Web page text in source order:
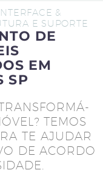
&
E SUPORTE
DE
EM
SP
TEMOS
TE AJUDAR
DE ACORDO